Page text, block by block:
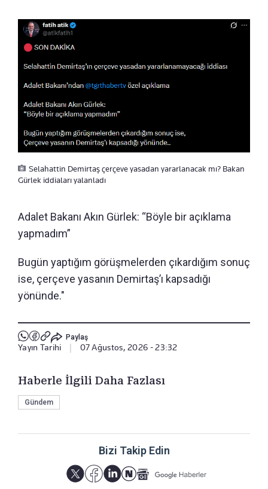
Selahattin Demirtaş çerçeve yasadan yararlanacak mı? Bakan
Gürlek iddiaları yalanladı
Adalet Bakanı Akın Gürlek: “Böyle bir açıklama
yapmadım”
Bugün yaptığım görüşmelerden çıkardığım sonuç
ise, çerçeve yasanın Demirtaş’ı kapsadığı
yönünde."
Paylaş
Yayın Tarihi 07 Ağustos, 2026 - 23:32
Haberle İlgili Daha Fazlası
Gündem
Bizi Takip Edin